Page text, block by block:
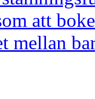
att
mellan